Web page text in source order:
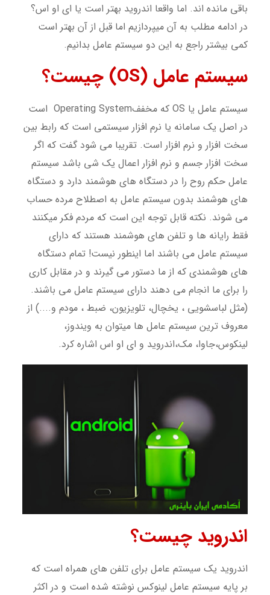
باقی مانده اند. اما واقعا اندروید بهتر است یا ای او اس؟
در ادامه مطلب به آن میپردازیم اما قبل از آن بهتر است
کمی بیشتر راجع به این دو سیستم عامل بدانیم.
سیستم عامل (OS) چی ست؟
سیستم عامل یا OS که مخففOperating System است
در اصل یک سامانه یا نرم افزار سیستمی است که رابط بین
سخت افزار و نرم افزار است. تقریبا می شود گفت که اگر
سخت افزار جسم و نرم افزار اعمال یک شی باشد سیستم
عامل حکم روح را در دستگاه های هوشمند دارد و دستگاه
های هوشمند بدون سیستم عامل به اصطلاح مرده حساب
می شوند. نکته قابل توجه این است که مردم فکر میکنند
فقط رایانه ها و تلفن های هوشمند هستند که دارای
سیستم عامل می باشند اما اینطور نیست! تمام دستگاه
های هوشمندی که از ما دستور می گیرند و در مقابل کاری
را برای ما انجام می دهند دارای سیستم عامل می باشند.
(مثل لباسشویی ، یخچال، تلویزیون، ضبط ، مودم و....) از
معروف ترین سیستم عامل ها میتوان به ویندوز،
لینکوس،جاوا، مک،اندروید و ای او اس اشاره کرد.
اندروید چیست؟
اندروید یک سیستم عامل برای تلفن های همراه است که
بر پایه سیستم عامل لینوکس نوشته شده است و در اکثر